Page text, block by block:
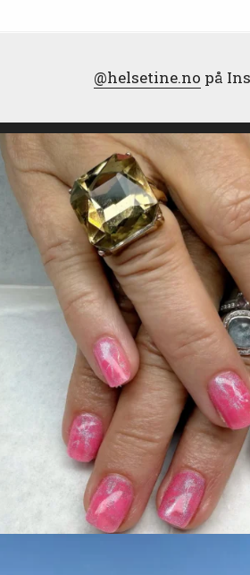
@helsetine.no på